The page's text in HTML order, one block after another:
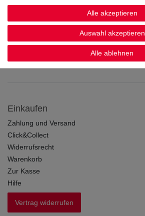
Sicherheit & Zertifikate
Einkaufen
Zahlung und Versand
Click&Collect
Widerrufsrecht
Warenkorb
Zur Kasse
Hilfe
Vertrag widerrufen
Alle akzeptieren
Auswahl akzeptieren
Alle ablehnen